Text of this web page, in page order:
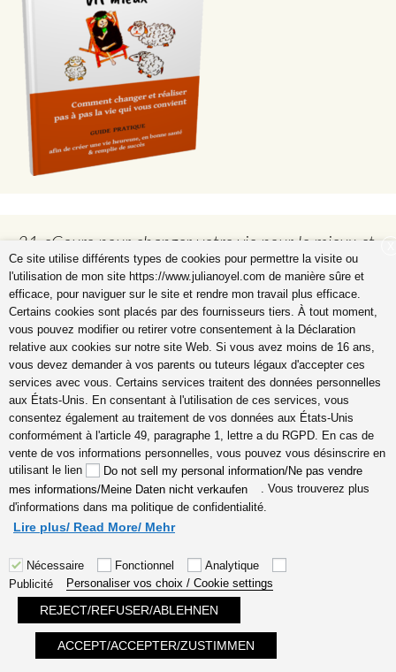
21 eCours pour changer votre vie pour le mieux et
réaliser votre vie idéale
Articles récents
Auto-aide qu‘est ce que cela veut dire
corps bienêtre
éducation positive comment
Quel est le rôle d’un coach de vie
émotions coach gestion des émotions
Julia Noyel I Coaching
Ce site utilise différents types de cookies pour permettre la visite ou
l'utilisation de mon site https://www.julianoyel.com de manière sûre et
efficace, pour naviguer sur le site et rendre mon travail plus efficace.
Certains cookies sont placés par des fournisseurs tiers. À tout moment,
vous pouvez modifier ou retirer votre consentement à la Déclaration
relative aux cookies sur notre site Web. Si vous avez moins de 16 ans,
vous devez demander à vos parents ou tuteurs légaux d'accepter ces
services avec vous. Certains services traitent des données personnelles
aux États-Unis. En consentant à l'utilisation de ces services, vous
consentez également au traitement de vos données aux États-Unis
conformément à l'article 49, paragraphe 1, lettre a du RGPD. En cas de
vente de vos informations personnelles, vous pouvez vous désinscrire en
utilisant le lien
Do not sell my personal information/Ne pas vendre
mes informations/Meine Daten nicht verkaufen
. Vous trouverez plus
d'informations dans ma politique de confidentialité.
Lire plus/ Read More/ Mehr
Nécessaire Fonctionnel
Analytique
Publicité
Personaliser vos choix / Cookie settings
REJECT/REFUSER/ABLEHNEN
ACCEPT/ACCEPTER/ZUSTIMMEN